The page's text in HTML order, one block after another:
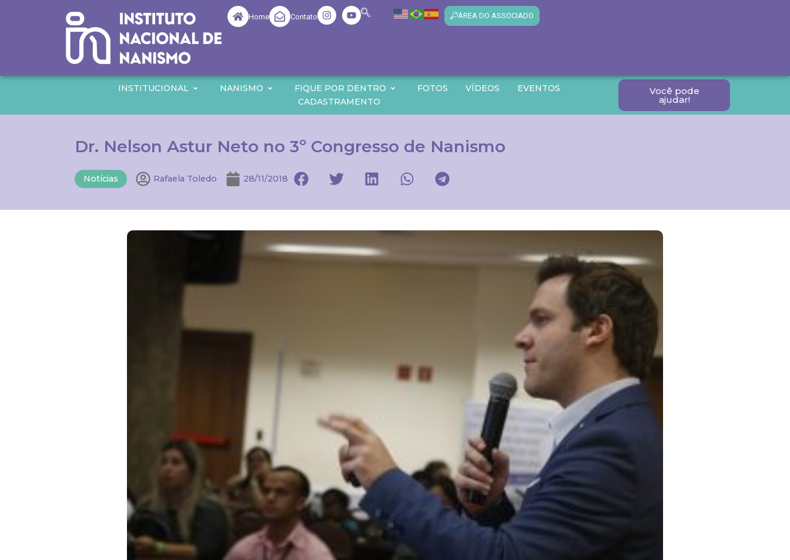
Home Contato ÁREA DO ASSOCIADO
INSTITUCIONAL NANISMO FIQUE POR DENTRO FOTOS VÍDEOS
EVENTOS
CADASTRAMENTO
Você pode
ajudar!
Dr. Nelson Astur Neto no 3º Congresso de Nanismo
Notícias Rafaela Toledo 28/11/2018